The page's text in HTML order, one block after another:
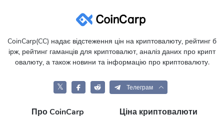
CoinCarp(CC) надає відстеження цін на криптовалюту, рейтинг б
ірж, рейтинг гаманців для криптовалют, аналіз даних про крипт
овалюту, а також новини та інформацію про криптовалюту.
𝕏 Телеграм
Про CoinCarp Ціна криптовалюти